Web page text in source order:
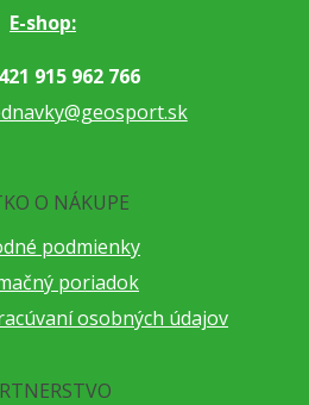
E-shop:
421 915 962 766
O NÁKUPE
podmienky
poriadok
osobných údajov